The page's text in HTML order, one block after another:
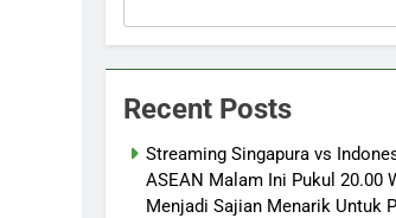
Recent Posts
Streaming Singapura vs
ASEAN Malam Ini Pukul 20.00
Menjadi Sajian Menarik Untuk